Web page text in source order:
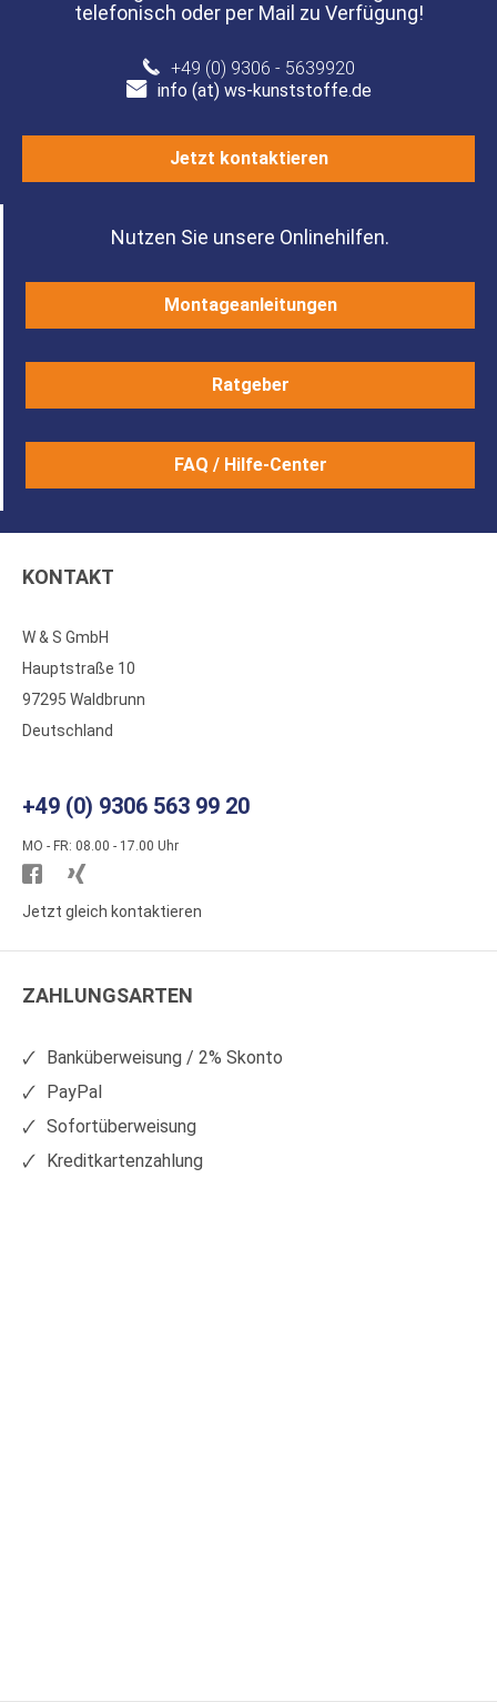
telefonisch oder per Mail zu Verfügung!
+49 (0) 9306 - 5639920
info (at) ws-kunststoffe.de
Jetzt kontaktieren
Nutzen Sie unsere Onlinehilfen.
Montageanleitungen
Ratgeber
FAQ / Hilfe-Center
KONTAKT
W & S GmbH
Hauptstraße 10
97295 Waldbrunn
Deutschland
+49 (0) 9306 563 99 20
MO - FR: 08.00 - 17.00 Uhr
Besuchen
Sie
auf
Sie
auf
Jetzt gleich kontaktieren
ZAHLUNGSARTEN
Banküberweisung / 2% Skonto
PayPal
Sofortüberweisung
Kreditkartenzahlung